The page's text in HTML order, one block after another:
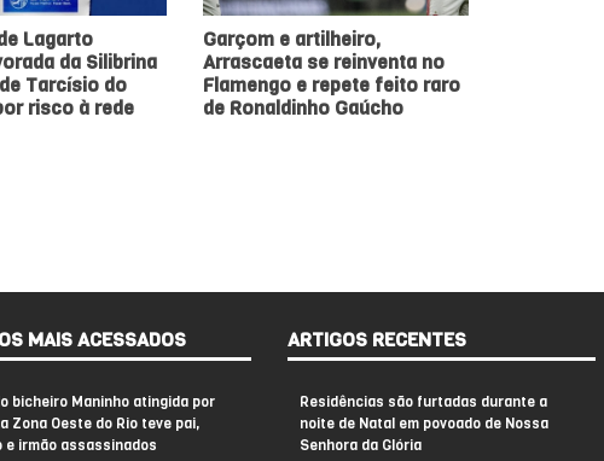
Lagarto
da Silibrina
Tarcísio do
risco à rede
Garçom e artilheiro,
Arrascaeta se reinventa no
Flamengo e repete feito raro
de Ronaldinho Gaúcho
MAIS ACESSADOS
bicheiro Maninho atingida por
Zona Oeste do Rio teve pai,
e irmão assassinados
ARTIGOS RECENTES
Residências são furtadas durante a
noite de Natal em povoado de Nossa
Senhora da Glória